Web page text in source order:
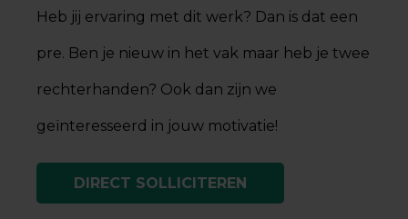
Heb jij ervaring met dit werk? Dan is dat een
pre. Ben je nieuw in het vak maar heb je twee
rechterhanden? Ook dan zijn we
geïnteresseerd in jouw motivatie!
DIRECT SOLLICITEREN